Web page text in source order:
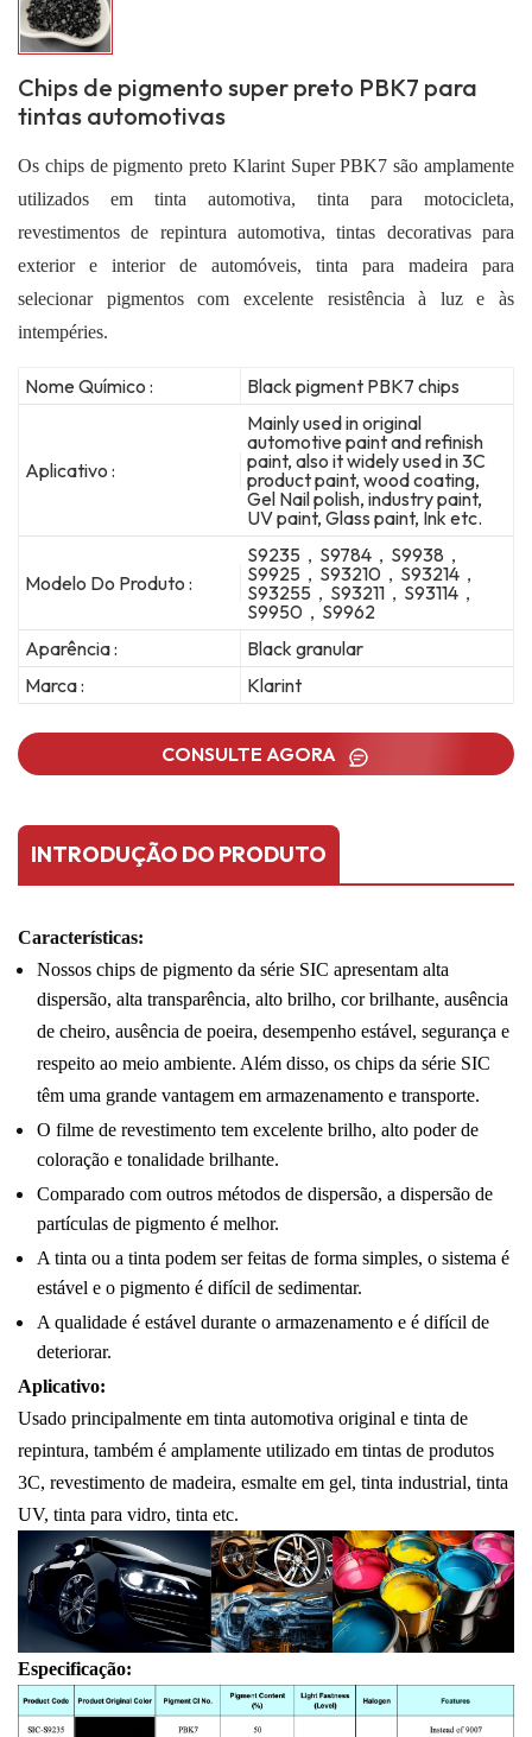
Chips de pigmento super preto PBK7 para
tintas automotivas
Os chips de pigmento preto Klarint Super PBK7 são amplamente
utilizados em tinta automotiva, tinta para motocicleta,
revestimentos de repintura automotiva,tintas decorativas para
exterior e interior de automóveis,
tinta para madeira para
selecionar pigmentos com excelente resistência à luz e às
intempéries.
Nome Químico : Black pigment PBK7 chips
Aplicativo :
Mainly used in original
automotive paint and refinish
paint, also it widely used in 3C
product paint, wood coating,
Gel Nail polish, industry paint,
UV paint, Glass paint, Ink etc.
Modelo Do Produto :
S9235，S9784，S9938，
S9925，S93210，S93214，
S93255，S93211，S93114，
S9950，S9962
Aparência :
Black granular
Marca :
Klarint
CONSULTE AGORA
INTRODUÇÃO DO PRODUTO
Características:
Nossos chips de pigmento da série SIC apresentam alta
dispersão, alta transparência, alto brilho, cor brilhante, ausência
de cheiro, ausência de poeira, desempenho estável, segurança e
respeito ao meio ambiente. Além disso, os chips da série SIC
têm uma grande vantagem em armazenamento e transporte.
O filme de revestimento tem excelente brilho, alto poder de
coloração e tonalidade brilhante.
Comparado com outros métodos de dispersão, a dispersão de
partículas de pigmento é melhor.
A tinta ou a tinta podem ser feitas de forma simples, o sistema é
estável e o pigmento é difícil de sedimentar.
A qualidade é estável durante o armazenamento e é difícil de
deteriorar.
Aplicativo:
Usado principalmente em tinta automotiva original e tinta de
repintura, também é amplamente utilizado em tintas de produtos
3C, revestimento de madeira, esmalte em gel, tinta industrial, tinta
UV, tinta para vidro, tinta etc.
Especificação: